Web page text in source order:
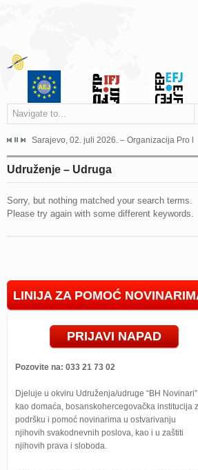
Navigate to...
Grada Sarajeva povodom Dana Sarajeva
Sarajevo, 02. juli 2026. – Organizacija Pro
Udruženje – Udruga
Sorry, but nothing matched your search terms.
Please try again with some different keywords.
LINIJA ZA POMOĆ
PRIJAVI NAPAD
Pozovite na: 033 21 73 02
Djeluje u okviru Udruženja/udruge “BH Novinari”
kao domaća, bosanskohercegovačka institucija
podršku i pomoć novinarima u ostvarivanju
njihovih svakodnevnih poslova, kao i u zaštiti
njihovih prava i sloboda.